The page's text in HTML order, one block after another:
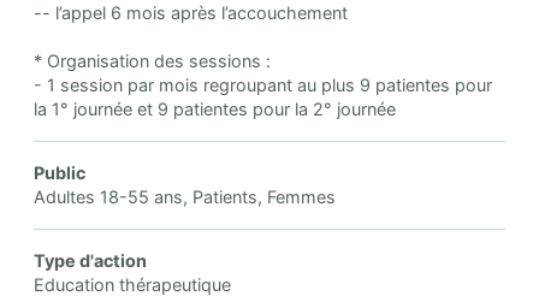
-- l’appel 6 mois après l’accouchement
* Organisation des sessions :
- 1 session par mois regroupant au plus 9 patientes pour
la 1° journée et 9 patientes pour la 2° journée
Public
Adultes 18-55 ans, Patients, Femmes
Type d'action
Education thérapeutique